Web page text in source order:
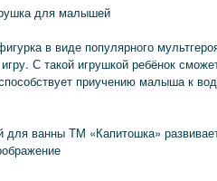
для малышей
в виде популярного
С такой игрушкой ребёнок
приучению малыша к
для ванны ТМ «Капитошка»